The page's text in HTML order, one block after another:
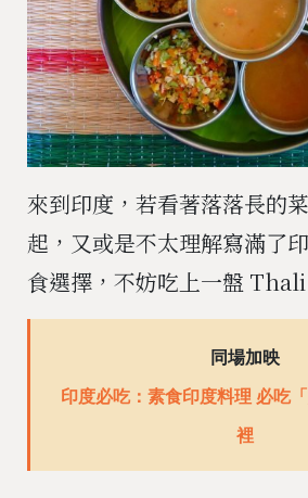
來到印度，若看著落落長的
起，又或是不太理解寫滿了
食選擇，不妨吃上一盤 Thali
同場加映
印度必吃：素食印度料理 必吃
裡